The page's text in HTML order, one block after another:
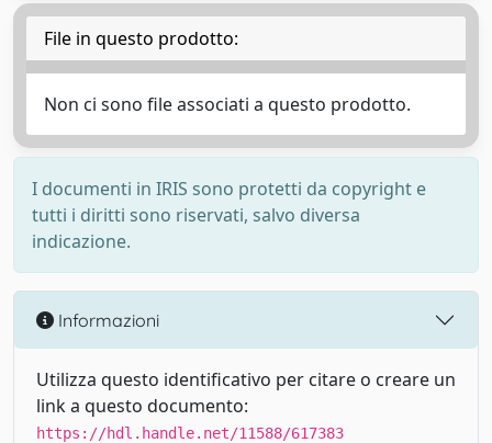
File in questo prodotto:
Non ci sono file associati a questo prodotto.
I documenti in IRIS sono protetti da copyright e
tutti i diritti sono riservati, salvo diversa
indicazione.
Informazioni
Utilizza questo identificativo per citare o creare un
link a questo documento:
https://hdl.handle.net/11588/617383